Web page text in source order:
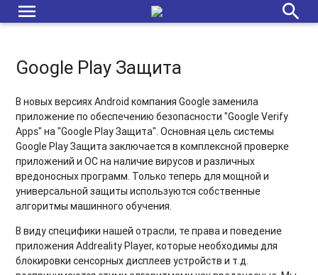
menu
Работает ли Addreality Player на Проф. панелях?
Подходят ли операционные системы Windows 10 для Digital
Signage?
Сбой в работе плеера. Что делать?
Не удается подключить плеер к платформе
Как изменить ориентацию экрана для панели Samsung
SSSP10?
search
Google Play Защита
В новых версиях Android компания Google заменила
приложение по обеспечению безопасности "Google Verify
Apps" на "Google Play Защита". Основная цель системы
Google Play Защита заключается в комплексной проверке
приложений и ОС на наличие вирусов и различных
вредоносных программ. Только теперь для мощной и
универсальной защиты используются собственные
алгоритмы машинного обучения.
В виду специфики нашей отрасли, те права и поведение
приложения Addreality Player, которые необходимы для
блокировки сенсорных дисплеев устройств и т.д.